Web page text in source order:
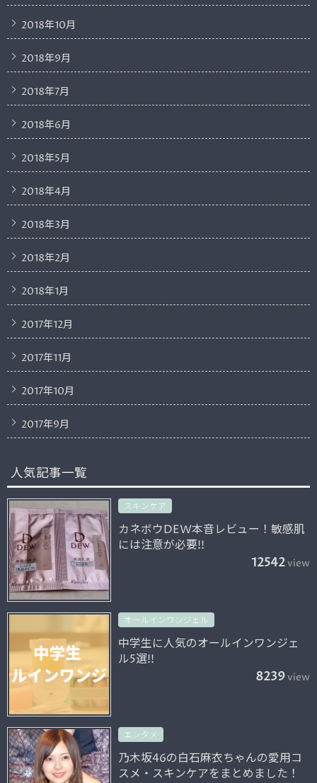
2018年10月
2018年9月
2018年7月
2018年6月
2018年5月
2018年4月
2018年3月
2018年2月
2018年1月
2017年12月
2017年11月
2017年10月
2017年9月
人気記事一覧
スキンケア
カネボウDEW本音レビュー！敏感肌
には注意が必要!!
12542view
オールインワンジェル
中学生に人気のオールインワンジェ
ル5選!!
8239view
エンタメ
乃木坂46の白石麻衣ちゃんの愛用コ
スメ・スキンケアをまとめました！